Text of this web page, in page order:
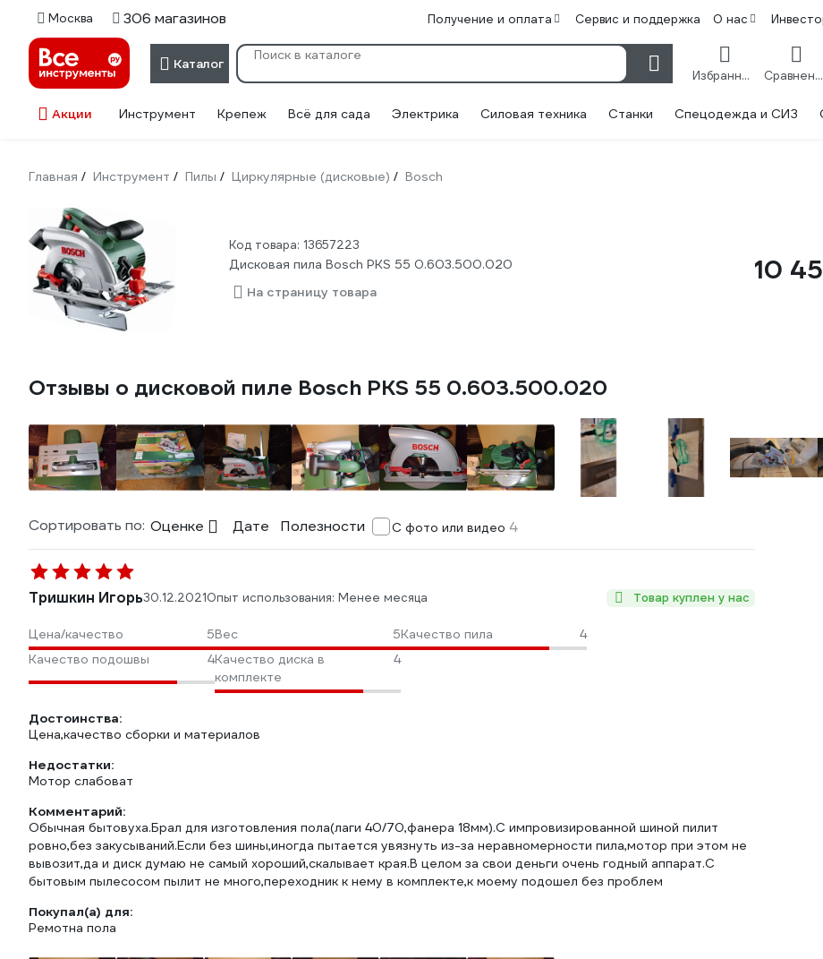
Москва 306 магазинов Получение и оплата Сервис и поддержка О нас
Каталог
Избранное Сравнение
Акции Инструмент Крепеж Всё для сада Электрика Силовая техника Станки Спецодежда и СИЗ
Главная / Инструмент / Пилы / Циркулярные (дисковые) / Bosch
Код товара: 13657223
Дисковая пила Bosch PKS 55 0.603.500.020
На страницу товара
10
Отзывы о дисковой пиле Bosch PKS 55 0.603.500.020
Сортировать по: Оценке Дате Полезности С фото или видео 4
Тришкин Игорь30.12.2021Опыт использования: Менее месяца Товар куплен у нас
Цена/качество 5Вес 5Качество пила
4
Качество подошвы
4Качество диска в
комплекте
4
Достоинства:
Цена,качество сборки и материалов
Недостатки:
Мотор слабоват
Комментарий:
Обычная бытовуха.Брал для изготовления пола(лаги 40/70,фанера 18мм).С импровизированной шиной пилит
ровно,без закусываний.Если без шины,иногда пытается увязнуть из-за неравномерности пила,мотор при этом не
вывозит,да и диск думаю не самый хороший,скалывает края.В целом за свои деньги очень годный аппарат.С
бытовым пылесосом пылит не много,переходник к нему в комплекте,к моему подошел без проблем
Покупал(а) для:
Ремотна пола